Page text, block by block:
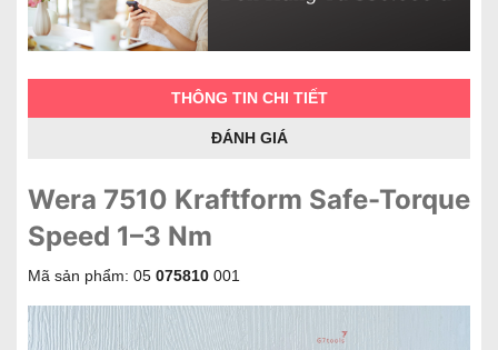
THÔNG TIN CHI TIẾT
ĐÁNH GIÁ
Wera 7510 Kraftform Safe-Torque
Speed 1–3 Nm
Mã sản phẩm: 05 075810 001